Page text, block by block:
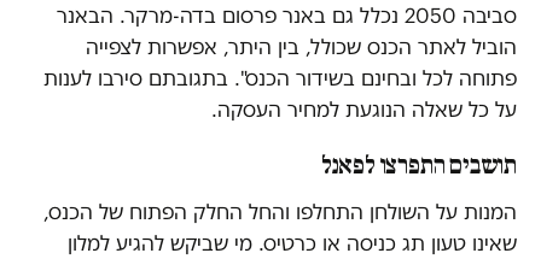
סביבה 2050 נכלל גם באנר פרסום בדה-מרקר. הבאנר
הוביל לאתר הכנס שכולל, בין היתר, אפשרות לצפייה
פתוחה לכל ובחינם בשידור הכנס". בתגובתם סירבו לענות
על כל שאלה הנוגעת למחיר העסקה.
תושבים התפרצו לפאנל
המנות על השולחן התחלפו והחל החלק הפתוח של הכנס,
שאינו טעון תג כניסה או כרטיס. מי שביקש להגיע למלון